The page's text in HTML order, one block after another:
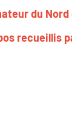
du
recueillis